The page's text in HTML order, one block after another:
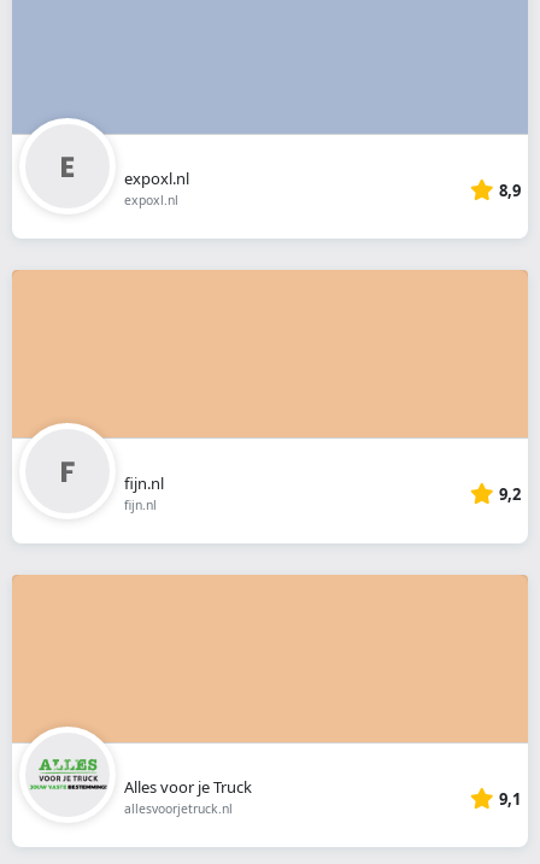
expoxl.nl
expoxl.nl 8,9
fijn.nl
fijn.nl 9,2
Alles voor je Truck
allesvoorjetruck.nl 9,1